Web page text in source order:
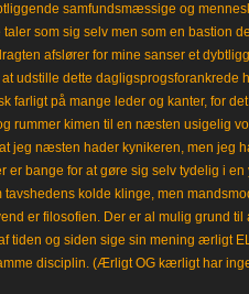
samfundsmæssige og
taler som sig selv men som en bastion
afslører for mine sanser et
udstille dette dagligsprogsforankrede
farligt på mange leder og kanter, for
rummer kimen til en næsten usigelig
jeg næsten hader kynikeren, men jeg
er bange for at gøre sig selv tydelig i
tavshedens kolde klinge, men
er filosofien. Der er al mulig grund
tiden og siden sige sin mening ærligt
disciplin. (Ærligt OG kærligt har